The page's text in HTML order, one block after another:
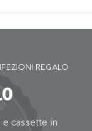
cassette in
REGALO